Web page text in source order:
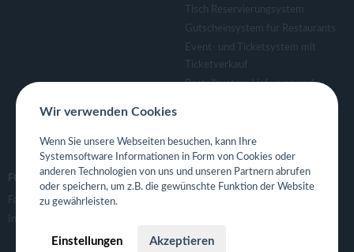
Tisch Reservierungsystem
Gutscheinsystem für Restaurants
Event- und Ticketsystem mit
Ticketverkauf
Bestellsystem Lieferung und
Eigene App für Restaurant
FOLGE UNS
Facebook
Instagram
Wir verwenden Cookies
Wenn Sie unsere Webseiten besuchen, kann Ihre
Systemsoftware Informationen in Form von Cookies oder
anderen Technologien von uns und unseren Partnern abrufen
oder speichern, um z.B. die gewünschte Funktion der Website
zu gewährleisten.
Einstellungen Akzeptieren